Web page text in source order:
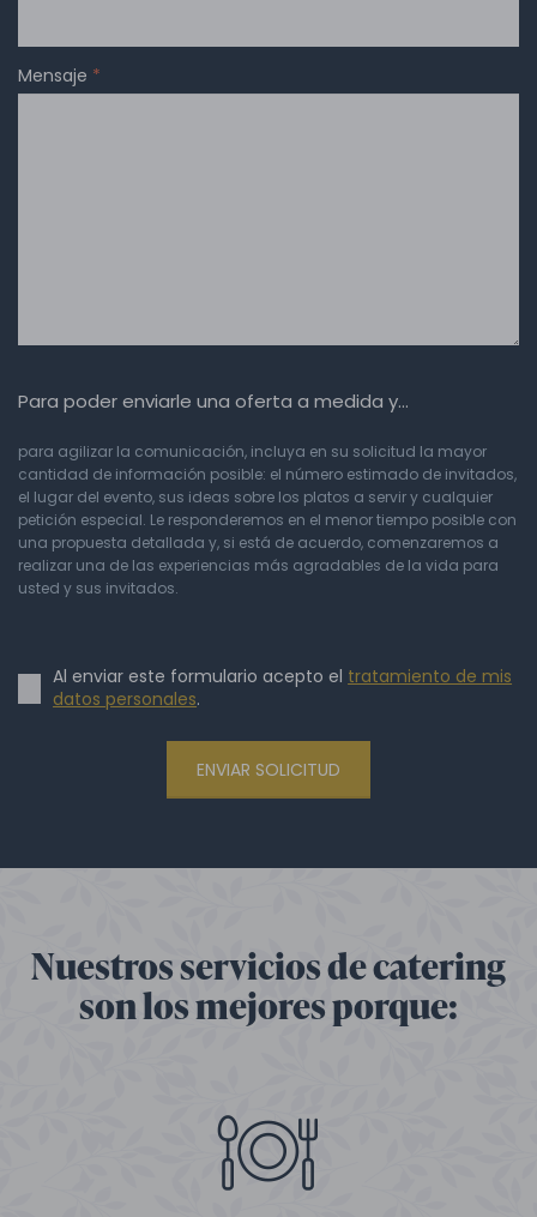
Mensaje *
Para poder enviarle una oferta a medida y…
para agilizar la comunicación, incluya en su solicitud la mayor
cantidad de información posible: el número estimado de invitados,
el lugar del evento, sus ideas sobre los platos a servir y cualquier
petición especial. Le responderemos en el menor tiempo posible con
una propuesta detallada y, si está de acuerdo, comenzaremos a
realizar una de las experiencias más agradables de la vida para
usted y sus invitados.
Al enviar este formulario acepto el tratamiento de mis
datos personales.
ENVIAR SOLICITUD
Nuestros servicios de catering
son los mejores porque: